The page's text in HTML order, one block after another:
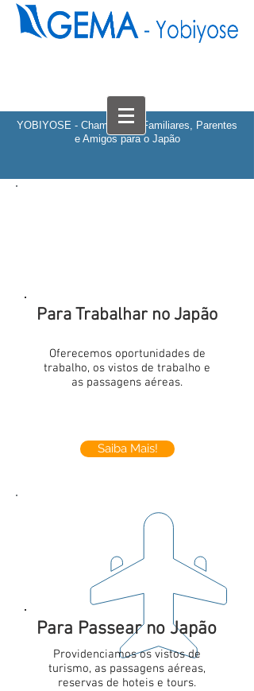
YOBIYOSE - Chamada de Familiares, Parentes
e Amigos para o Japão
Para Trabalhar no Japão
Oferecemos oportunidades de
trabalho, os vistos de trabalho e
as passagens aéreas.
Saiba Mais!
Para Passear no Japão
Providenciamos os vistos de
turismo, as passagens aéreas,
reservas de hoteis e tours.